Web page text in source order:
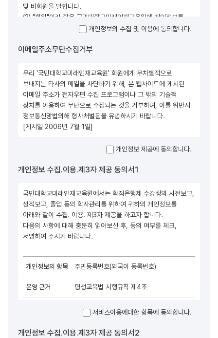
및 비회원을 말합니다.
(2) "회원"이라 함은 국민대학교미래인재교육원에 개인정보를
제공하여 약관동의 절차를 거쳐 회원 등록을 한 후 이용자번호를
사용하며 상담 및 검사 서비스와 함께, 필요에 따라 전문가와의
< 부칙 > (시행일) 이 약관은 2006년 7월 1일부터 시행합니다.
개인정보의 수집 및 이용에 동의합니다.
이메일주소무단수집거부
우리 '국민대학교미래인재교육원' 회원에게 무차별적으로
보내지는 타사의 메일을 차단하기 위해, 본 웹사이트에 게시된
이메일 주소가 전자우편 수집 프로그램이나 그 밖의 기술적
장치를 이용하여 무단으로 수집되는 것을 거부하며, 이를 위반시
정보통신망법의해 형사처벌됨을 유념하시기 바랍니다.
[게시일 2006년 7월 1일]
개인정보 제공에 동의합니다.
개인정보 수집.이용.제3자 제공 동의서1
국민대학교미래인재교육원에서는 학점은행제 수강생의 사전보고,
성적보고, 졸업 등의 학사관리를 위하여 귀하의 개인정보를
아래와 같이 수집. 이용. 제3자 제공을 하고자 합니다.
다음의 사항에 대해 충분히 읽어보신 후, 동의 여부를 체크,
서명하여 주시기 바랍니다.
주민등록번호(외국이 등록번호)
평생교육법 시행규칙 제4조
학사관리, 제증명서 발급
이수 및 수료, 자격발급시까지 활용, 준영구
서비스이용에대한 항목에 동의합니다.
개인정보 수집.이용.제3자 제공 동의서2